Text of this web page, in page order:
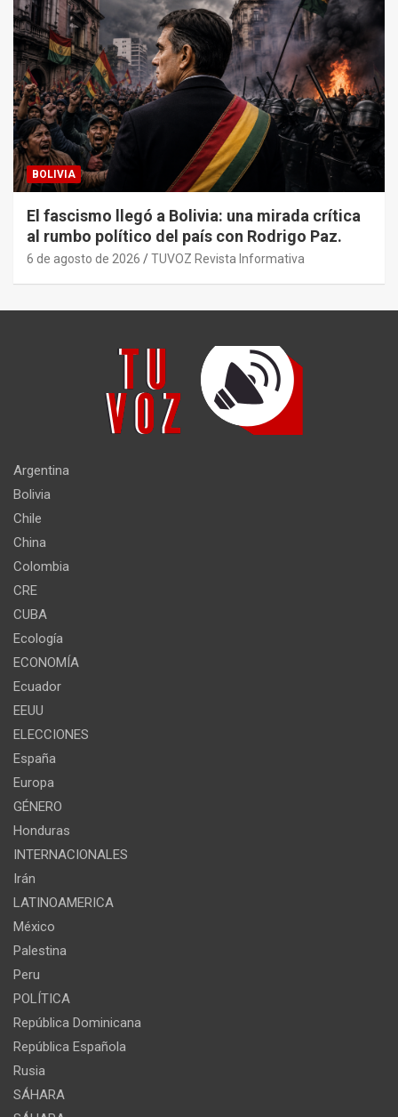
BOLIVIA
El fascismo llegó a Bolivia: una mirada crítica
al rumbo político del país con Rodrigo Paz.
6 de agosto de 2026 TUVOZ Revista Informativa
Argentina
Bolivia
Chile
China
Colombia
CRE
CUBA
Ecología
ECONOMÍA
Ecuador
EEUU
ELECCIONES
España
Europa
GÉNERO
Honduras
INTERNACIONALES
Irán
LATINOAMERICA
México
Palestina
Peru
POLÍTICA
República Dominicana
República Española
Rusia
SÁHARA